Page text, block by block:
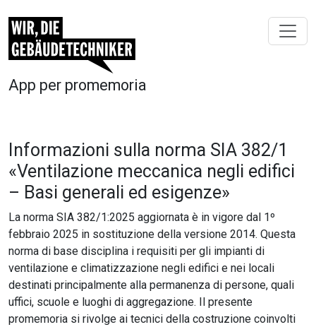
App per promemoria
Informazioni sulla norma SIA 382/1
«Ventilazione meccanica negli edifici
– Basi generali ed esigenze»
La norma SIA 382/1:2025 aggiornata è in vigore dal 1º
febbraio 2025 in sostituzione della versione 2014. Questa
norma di base disciplina i requisiti per gli impianti di
ventilazione e climatizzazione negli edifici e nei locali
destinati principalmente alla permanenza di persone, quali
uffici, scuole e luoghi di aggregazione. Il presente
promemoria si rivolge ai tecnici della costruzione coinvolti